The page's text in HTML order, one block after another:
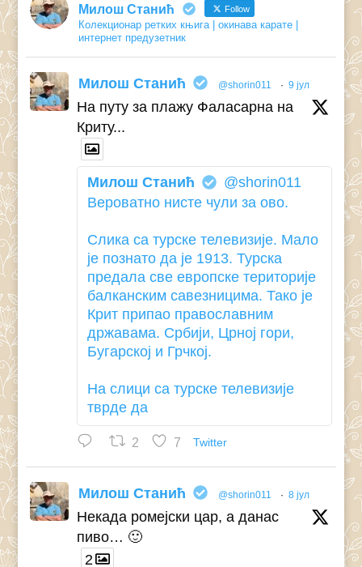
Милош Станић Follow
Колекционар ретких књига | окинава карате |
интернет предузетник
Милош Станић @shorin011 · 9 јул
На путу за плажу Фаласарна на
Криту...
Милош Станић
@shorin011
Вероватно нисте чули за ово.
Слика са турске телевизије. Мало
је познато да је 1913. Турска
предала све европске територије
балканским савезницима. Тако је
Крит припао православним
државама. Србији, Црној гори,
Бугарској и Грчкој.
На слици са турске телевизије
тврде да
2 7 Twitter
Милош Станић @shorin011 · 8 јул
Некада ромејски цар, а данас
пиво… 🙂
2